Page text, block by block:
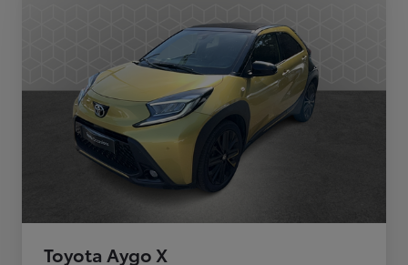
Toyota Aygo X